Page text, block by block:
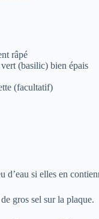
râpé
(basilic) bien épais
(facultatif)
d’eau si elles en
gros sel sur la plaque.